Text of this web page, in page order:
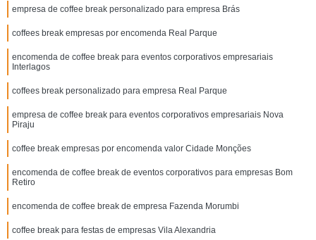
empresa de coffee break personalizado para empresa Brás
coffees break empresas por encomenda Real Parque
encomenda de coffee break para eventos corporativos empresariais
Interlagos
coffees break personalizado para empresa Real Parque
empresa de coffee break para eventos corporativos empresariais Nova
Piraju
coffee break empresas por encomenda valor Cidade Monções
encomenda de coffee break de eventos corporativos para empresas Bom
Retiro
encomenda de coffee break de empresa Fazenda Morumbi
coffee break para festas de empresas Vila Alexandria